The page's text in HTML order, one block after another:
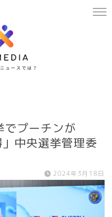
でプーチンが
中央選挙管理委
2024年3月18日